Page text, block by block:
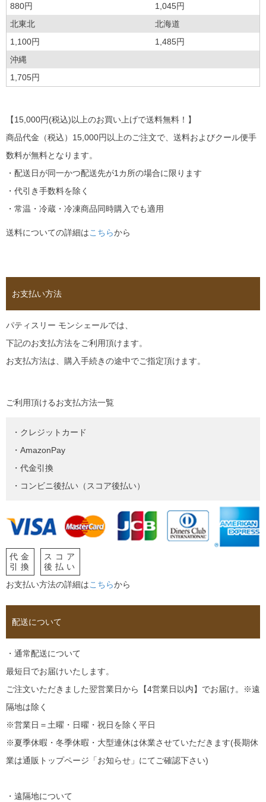
880円
1,045円
北東北
北海道
1,100円
1,485円
沖縄
1,705円
【15,000円(税込)以上のお買い上げで送料無料！】
商品代金（税込）15,000円以上のご注文で、送料およびクール便手
数料が無料となります。
・配送日が同一かつ配送先が1カ所の場合に限ります
・代引き手数料を除く
・常温・冷蔵・冷凍商品同時購入でも適用
送料についての詳細はこちらから
お支払い方法
パティスリー モンシェールでは、
下記のお支払方法をご利用頂けます。
お支払方法は、購入手続きの途中でご指定頂けます。
ご利用頂けるお支払方法一覧
・クレジットカード
・AmazonPay
・代金引換
・コンビニ後払い（スコア後払い）
代金
引換
スコア
後払い
お支払い方法の詳細はこちらから
配送について
・通常配送について
最短日でお届けいたします。
ご注文いただきました翌営業日から【4営業日以内】でお届け。※遠
隔地は除く
※営業日＝土曜・日曜・祝日を除く平日
※夏季休暇・冬季休暇・大型連休は休業させていただきます(長期休
業は通販トップページ「お知らせ」にてご確認下さい)
・遠隔地について